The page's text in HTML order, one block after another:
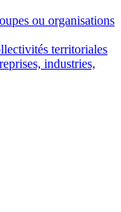
ou organisations
territoriales
industries,